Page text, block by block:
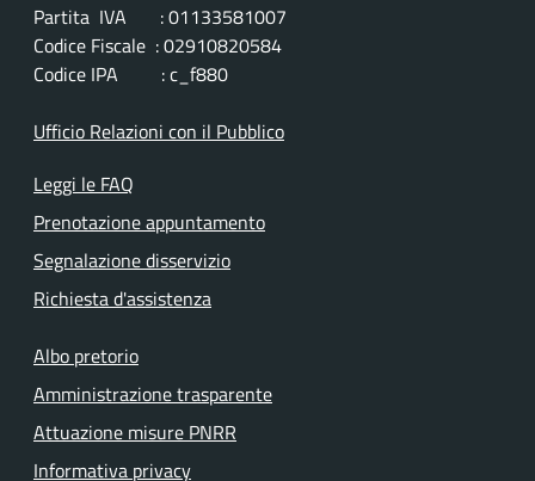
Partita IVA : 01133581007
Codice Fiscale : 02910820584
Codice IPA : c_f880
Ufficio Relazioni con il Pubblico
Leggi le FAQ
Prenotazione appuntamento
Segnalazione disservizio
Richiesta d'assistenza
Albo pretorio
Amministrazione trasparente
Attuazione misure PNRR
Informativa privacy